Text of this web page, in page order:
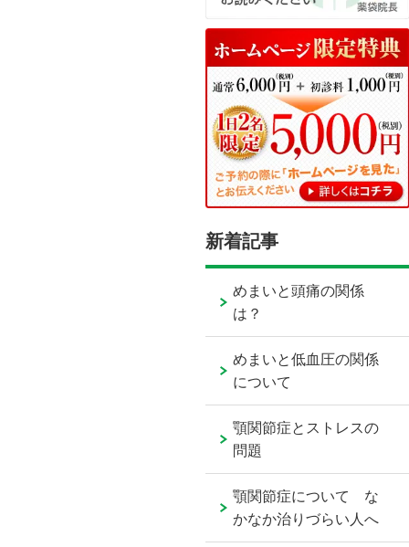
新着記事
めまいと頭痛の関係
は？
めまいと低血圧の関係
について
顎関節症とストレスの
問題
顎関節症について な
かなか治りづらい人へ